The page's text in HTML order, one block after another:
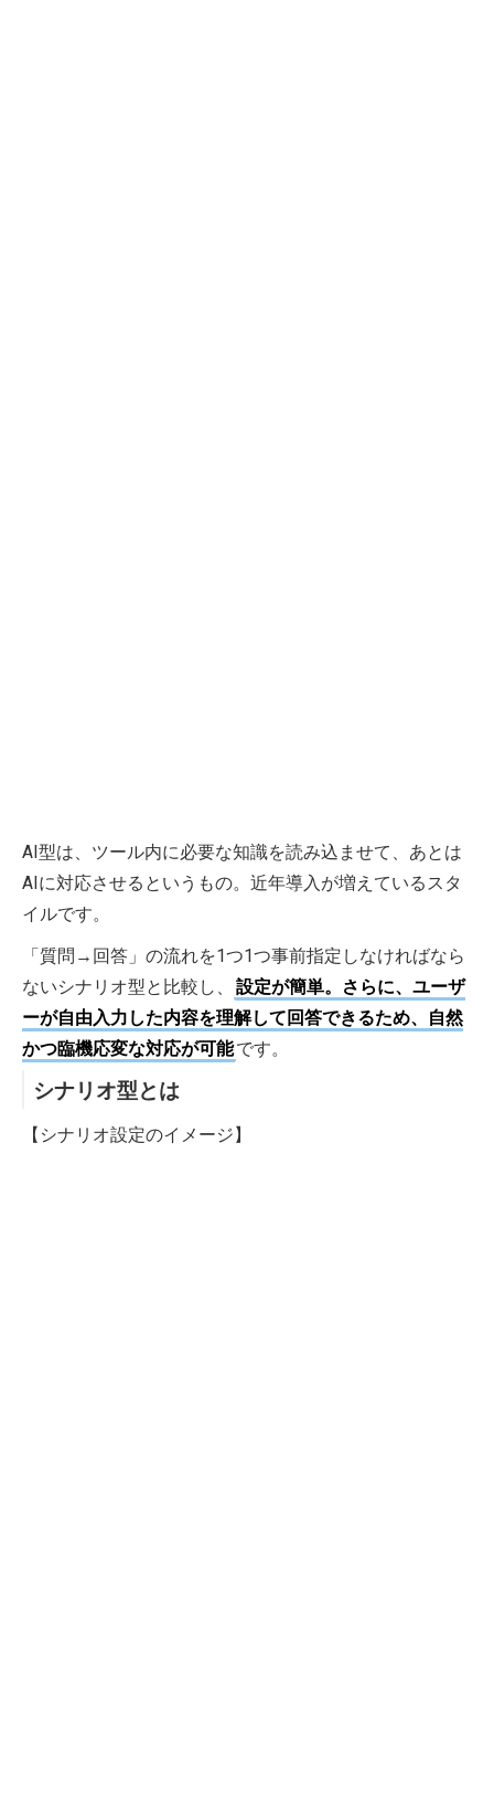
AI型は、ツール内に必要な知識を読み込ませて、あとは
AIに対応させるというもの。近年導入が増えているスタ
イルです。
「質問→回答」の流れを1つ1つ事前指定しなければなら
ないシナリオ型と比較し、
設定が簡単。さらに、ユーザ
ーが自由入力した内容を理解して回答できるため、自然
かつ臨機応変な対応が可能です。
シナリオ型とは
【シナリオ設定のイメージ】